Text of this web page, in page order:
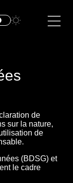
de
sur la nature,
de
(BDSG) et
le cadre